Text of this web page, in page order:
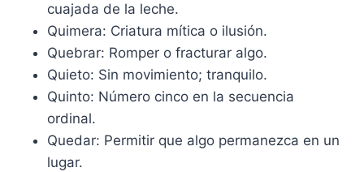
cuajada de la leche.
Quimera: Criatura mítica o ilusión.
Quebrar: Romper o fracturar algo.
Quieto: Sin movimiento; tranquilo.
Quinto: Número cinco en la secuencia
ordinal.
Quedar: Permitir que algo permanezca en un
lugar.